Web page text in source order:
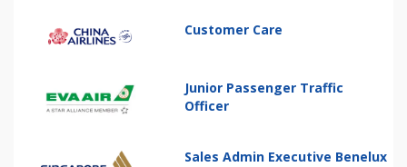
Customer Care
Junior Passenger Traffic
Officer
Sales Admin Executive Benelux